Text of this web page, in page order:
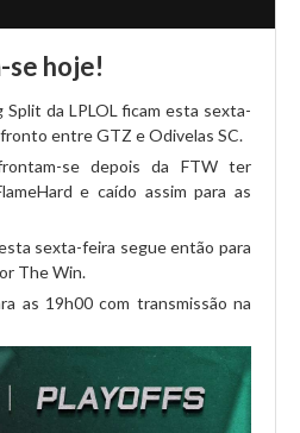
se hoje!
Split da LPLOL ficam esta sexta-
entre GTZ e Odivelas SC.
se depois da FTW ter
e caído assim para as
sexta-feira segue então para
The Win.
as 19h00 com transmissão na